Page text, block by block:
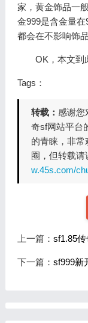
家，黄金饰品一
金999是含金量
都会在不影响饰
OK，本文到
Tags：
转载： 感谢您
奇sf网站平台
的青睐，非
圈，但转载请
w.45s.com/
上一篇： sf1.85
下一篇： sf999新